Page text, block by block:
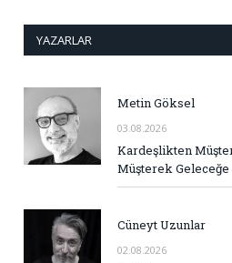
YAZARLAR
Metin Göksel
03.08.2026
Kardeşlikten
Müşterek Geleceğe
Cüneyt Uzunlar
02.08.2026